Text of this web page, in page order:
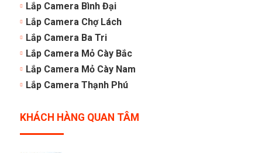
Lắp Camera Bình Đại
Lắp Camera Chợ Lách
Lắp Camera Ba Tri
Lắp Camera Mỏ Cày Bắc
Lắp Camera Mỏ Cày Nam
Lắp Camera Thạnh Phú
KHÁCH HÀNG QUAN TÂM